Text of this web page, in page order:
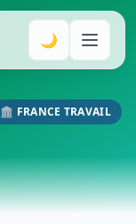
🌙
🏛️ FRANCE TRAVAIL